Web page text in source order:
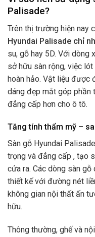
Palisade?
Trên thị trường hiện nay
Hyundai Palisade chỉ
su, gỗ hay 5D. Với dòng
sở hữu sàn rộng, việc
hoàn hảo. Vật liệu được
dáng đẹp mắt góp phần
đẳng cấp hơn cho ô tô.
Tăng tính thẩm mỹ –
Sàn gỗ Hyundai
trọng và đẳng cấp , tạo
cửa ra. Các dòng sàn
thiết kế với đường nét
không gian nội thất ấn
hữu.
Thông thường, ghế và